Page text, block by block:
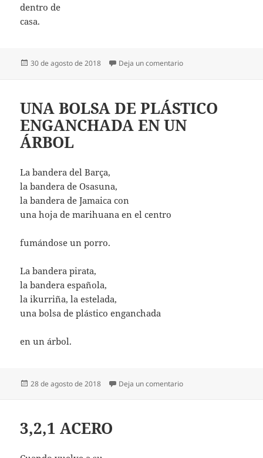
dentro de
casa.
Publicado
30 de agosto de 2018 Deja un comentarioen LO SABEN LOS
UNA BOLSA DE PLÁSTICO
ENGANCHADA EN UN
ÁRBOL
La bandera del Barça,
la bandera de Osasuna,
la bandera de Jamaica con
una hoja de marihuana en el centro
fumándose un porro.
La bandera pirata,
la bandera española,
la ikurriña, la estelada,
una bolsa de plástico enganchada
en un árbol.
Publicado
28 de agosto de 2018 Deja un comentarioen UNA BOLSA DE
3,2,1 ACERO